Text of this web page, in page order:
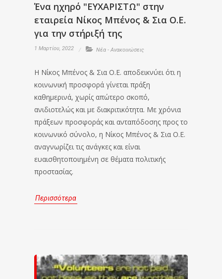
Ένα ηχηρό "ΕΥΧΑΡΙΣΤΩ" στην
εταιρεία Νίκος Μπένος & Σια Ο.Ε.
για την στήριξή της
1 Μαρτίου, 2022 Νέα - Ανακοινώσεις
Η Νίκος Μπένος & Σια Ο.Ε. αποδεικνύει ότι η
κοινωνική προσφορά γίνεται πράξη
καθημερινά, χωρίς απώτερο σκοπό,
ανιδιοτελώς και με διακριτικότητα. Με χρόνια
πράξεων προσφοράς και ανταπόδοσης προς το
κοινωνικό σύνολο, η Νίκος Μπένος & Σια Ο.Ε.
αναγνωρίζει τις ανάγκες και είναι
ευαισθητοποιημένη σε θέματα πολιτικής
προστασίας.
Περισσότερα